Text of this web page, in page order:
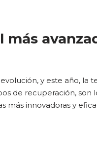
más
y este año, la
de recuperación, son
innovadoras y